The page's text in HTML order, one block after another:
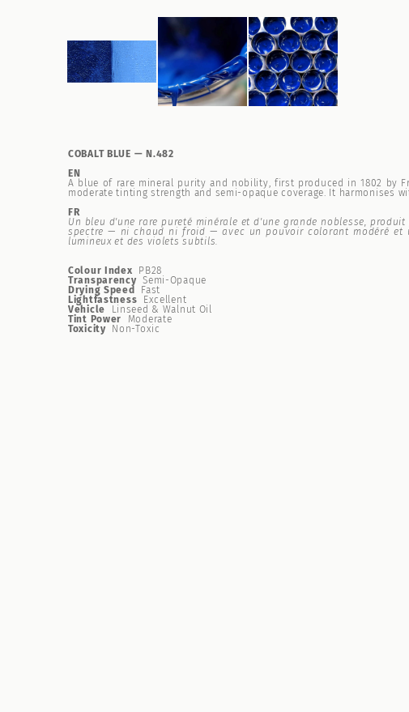
COBALT BLUE — N.482
EN
A blue of rare mineral purity and nobility, first produced in 1802 by
moderate tinting strength and semi-opaque coverage. It harmonises
FR
Un bleu d'une rare pureté minérale et d'une grande noblesse,
spectre — ni chaud ni froid — avec un pouvoir colorant modéré et
lumineux et des violets subtils.
Colour Index
PB28
Transparency Semi-Opaque
Drying Speed
Fast
Lightfastness
Excellent
Vehicle
Linseed & Walnut Oil
Tint Power
Moderate
Toxicity
Non-Toxic